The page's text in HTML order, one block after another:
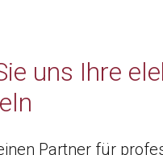
uns Ihre
Partner für